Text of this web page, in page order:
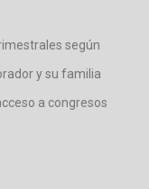
según
y su familia
a congresos